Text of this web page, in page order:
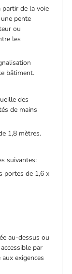
partir de la voie
pente
ou
les
bâtiment.
des
de mains
1,8 mètres.
suivantes:
portes de 1,6 x
au-dessus ou
par
exigences